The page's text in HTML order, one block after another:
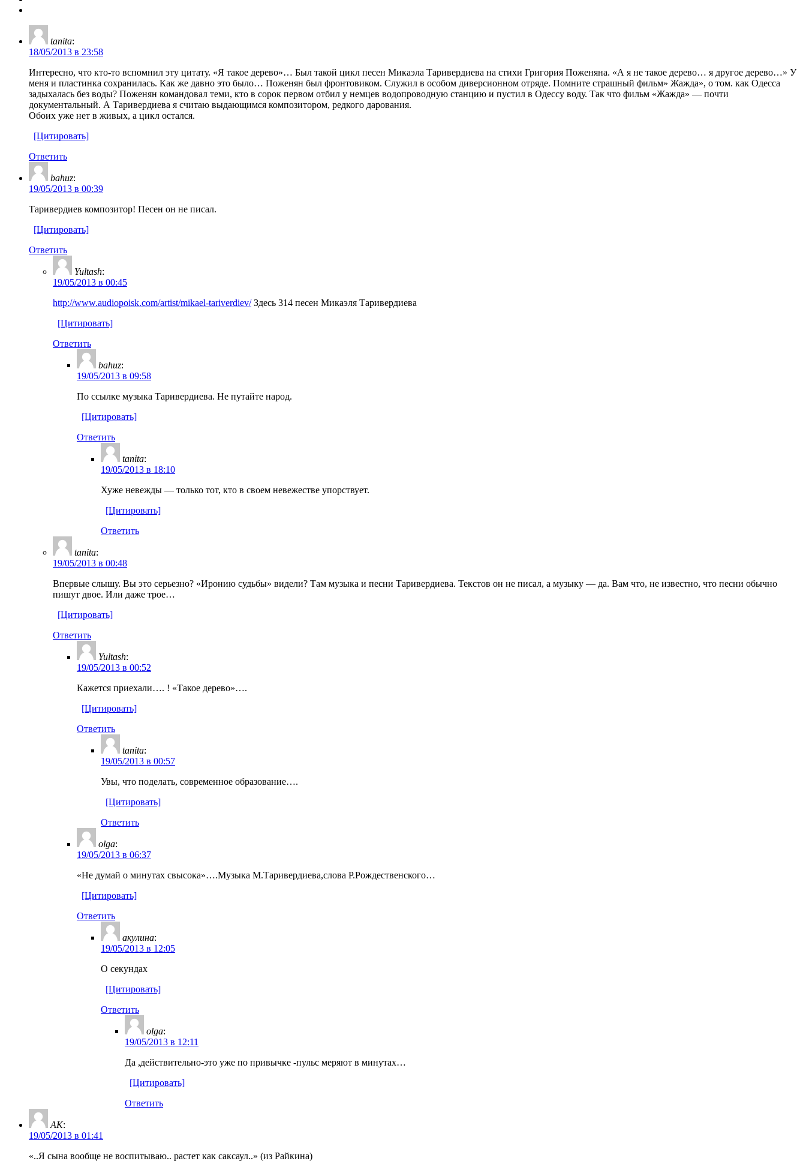
tanita:
18/05/2013 в 23:58
Интересно, что кто-то вспомнил эту цитату. «Я такое дерево»… Был такой цикл песен Микаэла Таривердиева на стихи Григория Поженяна. «А я не такое дерево… я другое дерево…» У
меня и пластинка сохранилась. Как же давно это было… Поженян был фронтовиком. Служил в особом диверсионном отряде. Помните страшный фильм» Жажда», о том. как Одесса
задыхалась без воды? Поженян командовал теми, кто в сорок первом отбил у немцев водопроводную станцию и пустил в Одессу воду. Так что фильм «Жажда» — почти
документальный. А Таривердиева я считаю выдающимся композитором, редкого дарования.
Обоих уже нет в живых, а цикл остался.
[Цитировать]
Ответить
bahuz:
19/05/2013 в 00:39
Таривердиев композитор! Песен он не писал.
[Цитировать]
Ответить
Yultash:
19/05/2013 в 00:45
http://www.audiopoisk.com/artist/mikael-tariverdiev/Здесь 314 песен Микаэля Таривердиева
[Цитировать]
Ответить
bahuz:
19/05/2013 в 09:58
По ссылке музыка Таривердиева. Не путайте народ.
[Цитировать]
Ответить
tanita:
19/05/2013 в 18:10
Хуже невежды — только тот, кто в своем невежестве упорствует.
[Цитировать]
Ответить
tanita:
19/05/2013 в 00:48
Впервые слышу. Вы это серьезно? «Иронию судьбы» видели? Там музыка и песни Таривердиева. Текстов он не писал, а музыку — да. Вам что, не известно, что песни обычно
пишут двое. Или даже трое…
[Цитировать]
Ответить
Yultash:
19/05/2013 в 00:52
Кажется приехали…. ! «Такое дерево»….
[Цитировать]
Ответить
tanita:
19/05/2013 в 00:57
Увы, что поделать, современное образование….
[Цитировать]
Ответить
olga:
19/05/2013 в 06:37
«Не думай о минутах свысока»….Музыка М.Таривердиева,слова Р.Рождественского…
[Цитировать]
Ответить
акулина:
19/05/2013 в 12:05
О секундах
[Цитировать]
Ответить
olga:
19/05/2013 в 12:11
Да ,действительно-это уже по привычке -пульс меряют в минутах…
[Цитировать]
Ответить
AK:
19/05/2013 в 01:41
«..Я сына вообще не воспитываю.. растет как саксаул..» (из Райкина)